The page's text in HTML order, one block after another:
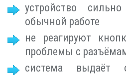
устройство
обычной работе
не реагируют
проблемы с
система